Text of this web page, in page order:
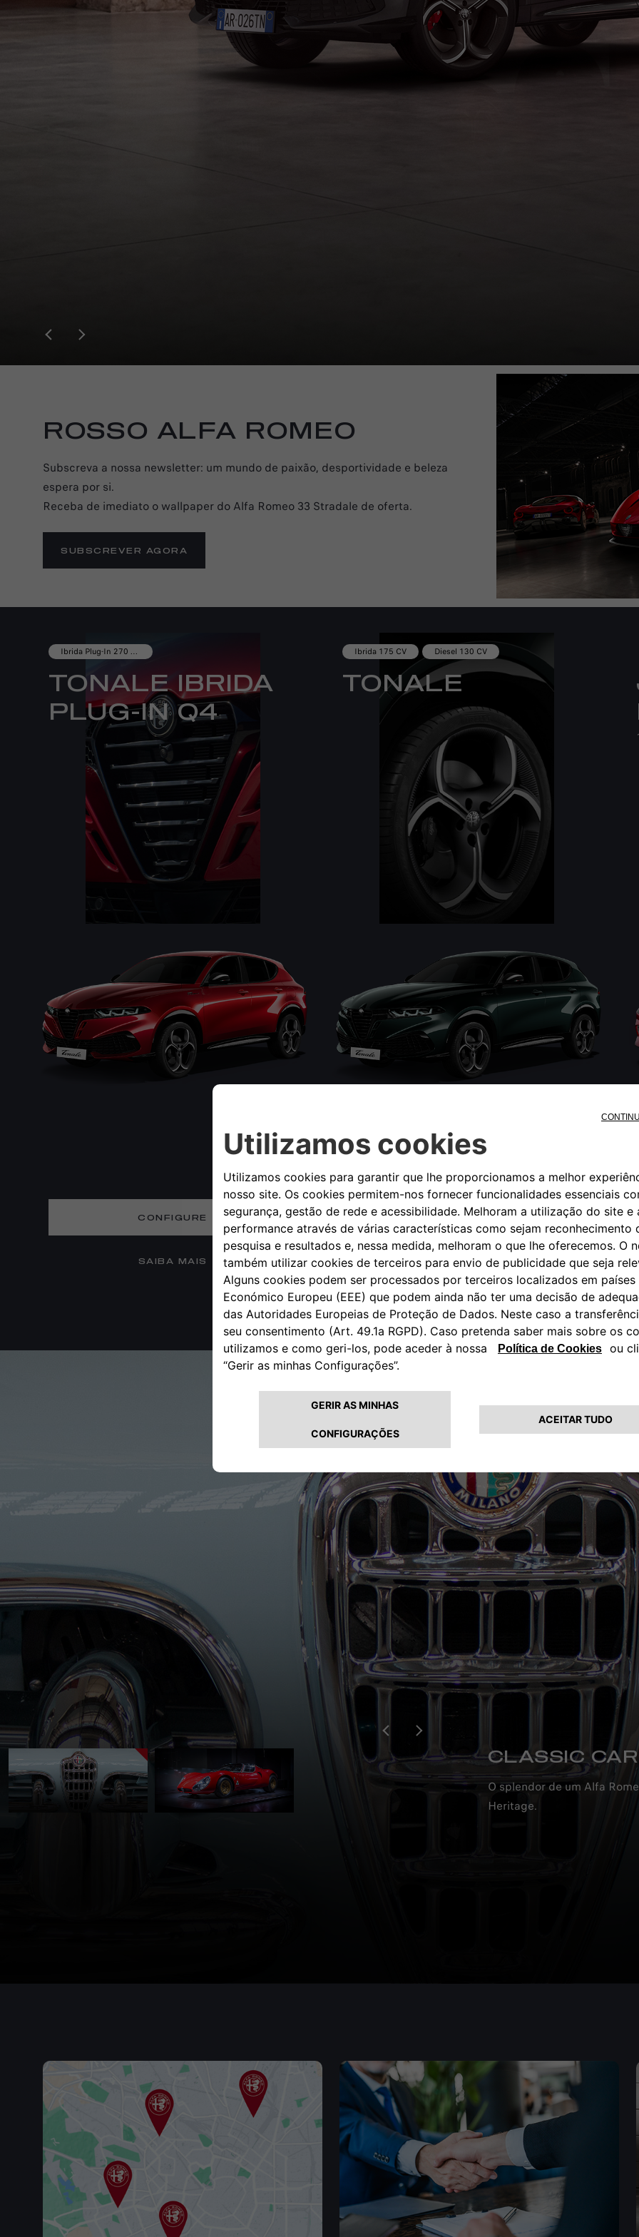
ROSSO ALFA ROMEO
Subscreva a nossa newsletter: um mundo de paixão, desportividade e beleza
espera por si.
Receba de imediato o wallpaper do Alfa Romeo 33 Stradale de oferta.
SUBSCREVER AGORA
Ibrida Plug-In 270 CV
TONALE IBRIDA
PLUG-IN Q4
CONFIGURE
SAIBA MAIS
Ibrida 175 CV Diesel 130 CV
TONALE
CONFIGURE
SAIBA MAIS
CLASSIC
O splendor de um Alfa
Heritage.